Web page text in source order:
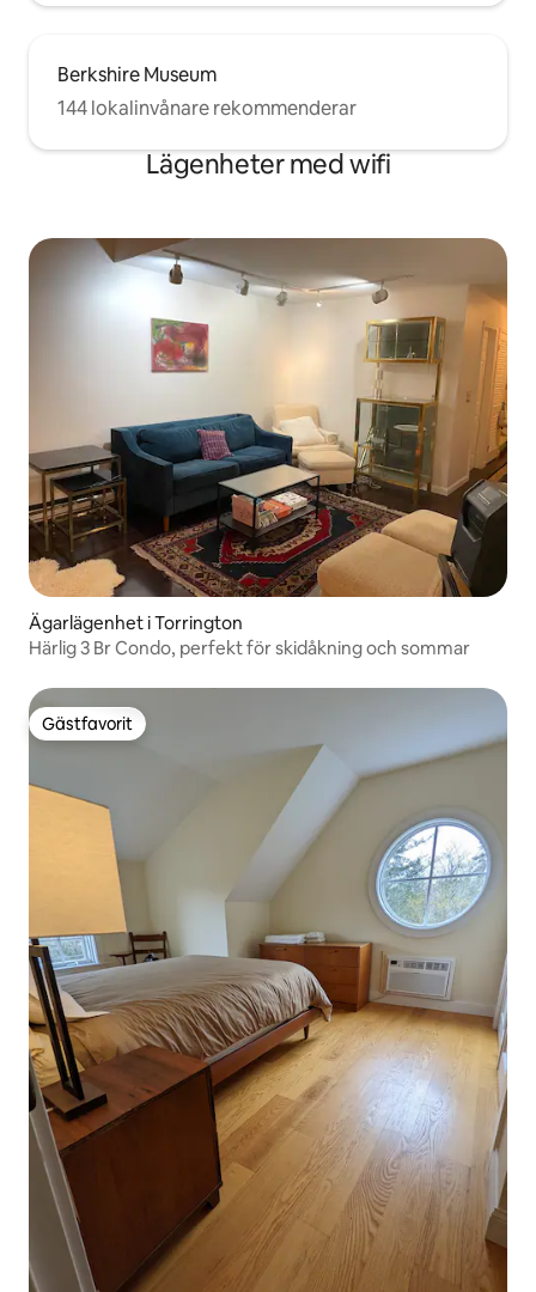
Berkshire Museum
144 lokalinvånare rekommenderar
Lägenheter med wifi
Ägarlägenhet i Torrington
Härlig 3 Br Condo, perfekt för skidåkning och sommar
Gästfavorit
Gästfavorit